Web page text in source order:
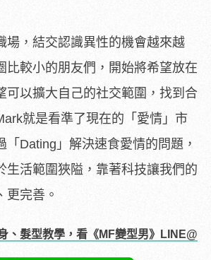
場，結交認識異性的機會越來越
比較小的朋友們，開始將希望放在
可以擴大自己的社交範圍，找到合
就是看準了現在的「愛情」市
「Dating」解決速食愛情的問題，
生活範圍狹隘，靠著科技讓我們的
更完善。
、髮型教學，看《MF變型男》LINE@